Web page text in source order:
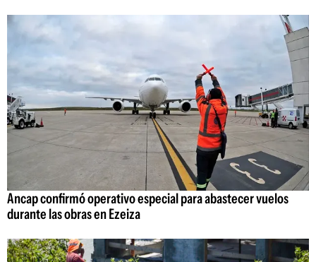
Ancap confirmó operativo especial para abastecer vuelos
durante las obras en Ezeiza